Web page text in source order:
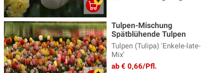
Tulpen-Mischung
Spätblühende Tulpen
Tulpen (Tulipa) 'Enkele-late-
Mix'
ab € 0,66/Pfl.